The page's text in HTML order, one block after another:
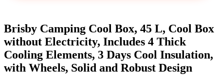
Brisby Camping Cool Box, 45 L, ‍Cool Box
without Electricity, Includes 4‍ Thick
Cooling Elements, 3 Days⁤ Cool Insulation,
with ⁢Wheels, ​Solid and Robust Design